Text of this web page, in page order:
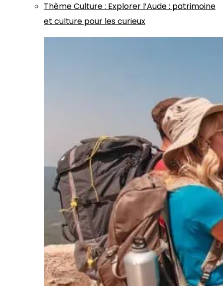
ThèmeCulture: Explorer l’Aude : patrimoine
et culture pour les curieux